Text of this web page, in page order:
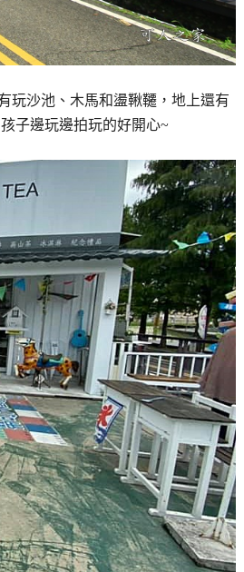
玩沙池、木馬和盪鞦韆，地上還有
子邊玩邊拍玩的好開心~